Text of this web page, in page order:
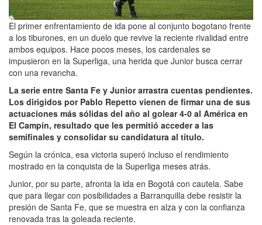
El primer enfrentamiento de ida pone al conjunto bogotano frente
a los tiburones, en un duelo que revive la reciente rivalidad entre
ambos equipos. Hace pocos meses, los cardenales se
impusieron en la Superliga, una herida que Junior busca cerrar
con una revancha.
La serie entre Santa Fe y Junior arrastra cuentas pendientes.
Los dirigidos por Pablo Repetto vienen de firmar una de sus
actuaciones más sólidas del año al golear 4-0 al América en
El Campín, resultado que les permitió acceder a las
semifinales y consolidar su candidatura al título.
Según la crónica, esa victoria superó incluso el rendimiento
mostrado en la conquista de la Superliga meses atrás.
Junior, por su parte, afronta la ida en Bogotá con cautela. Sabe
que para llegar con posibilidades a Barranquilla debe resistir la
presión de Santa Fe, que se muestra en alza y con la confianza
renovada tras la goleada reciente.